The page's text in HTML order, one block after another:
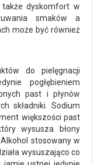
dyskomfort w
smaków a
może być również
do pielęgnacji
pogłębieniem
past i płynów
składniki. Sodium
większości past
wysusza błony
stosowany w
wysuszająco co